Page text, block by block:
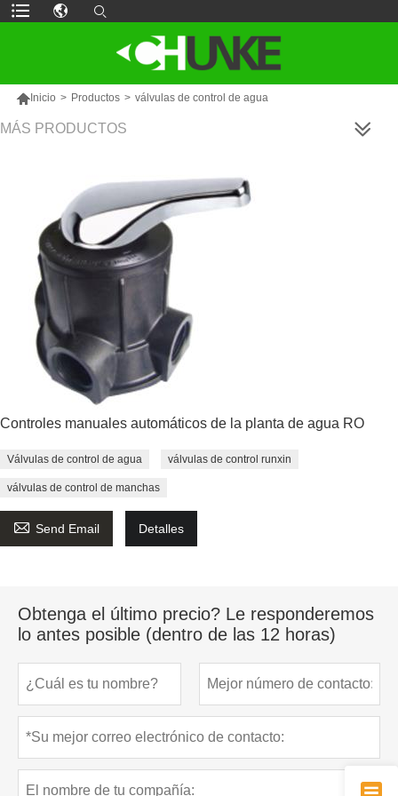
Inicio > Productos > válvulas de control de agua
MÁS PRODUCTOS
Controles manuales automáticos de la planta de agua RO
Válvulas de control de agua válvulas de control runxin
válvulas de control de manchas
 Send Email Detalles
Obtenga el último precio? Le responderemos
lo antes posible (dentro de las 12 horas)